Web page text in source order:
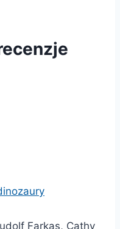
Farkas, Cathy